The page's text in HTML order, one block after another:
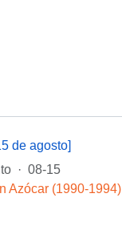
de agosto]
· 08-15
Azócar (1990-1994)